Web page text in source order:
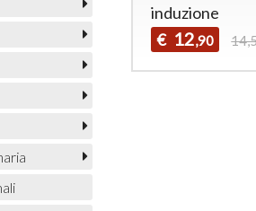
induzione
€ 12,90